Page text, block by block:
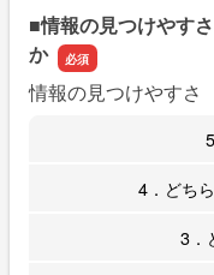
■情報の見つけやす
か
情報の見つけやすさ
4．どち
3．